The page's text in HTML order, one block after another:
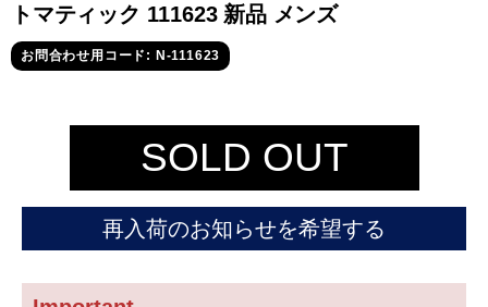
グランド
セイコー
オメガ
ヴァシュロン
コンスタンタン
チューダー パネライ
トマティック 111623 新品 メンズ
お問合わせ用コード: N-111623
SOLD OUT
再入荷のお知らせを希望する